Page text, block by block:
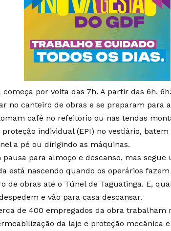
começa por volta das 7h. A partir das 6h,
no canteiro de obras e se preparam para
café no refeitório ou nas tendas
individual (EPI) no vestiário,
a pé ou dirigindo as máquinas.
pausa para almoço e descanso, mas
está nascendo quando os operários
de obras até o Túnel de Taguatinga. E,
e vão para casa descansar.
de 400 empregados da obra trabalham
da laje e proteção mecânica